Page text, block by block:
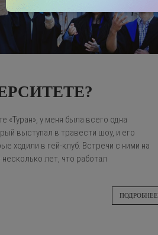
«Туран», у меня была всего одна
выступал в травести шоу, и его
ходили в гей-клуб. Встречи с ними на
лет, что работал
ПОДРОБНЕЕ